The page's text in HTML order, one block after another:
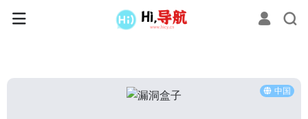
中国